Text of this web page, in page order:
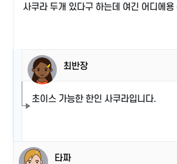
사쿠라 두개 있다구 하는데 여긴 어디에용
최반장
초이스 가능한 한인 사쿠라입니다.
타짜